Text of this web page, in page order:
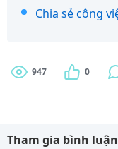
Chia sẻ công
947 0
Tham gia bình luận